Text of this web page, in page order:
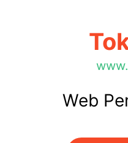
Web